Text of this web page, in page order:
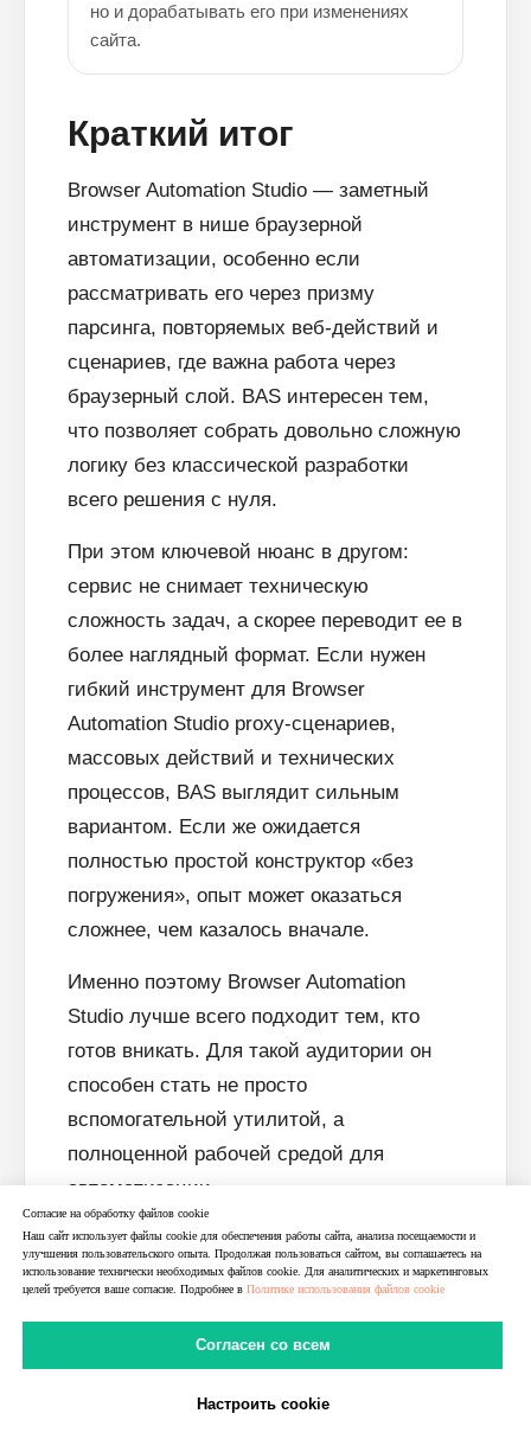
но и дорабатывать его при изменениях
сайта.
Краткий итог
Browser Automation Studio — заметный
инструмент в нише браузерной
автоматизации, особенно если
рассматривать его через призму
парсинга, повторяемых веб-действий и
сценариев, где важна работа через
браузерный слой. BAS интересен тем,
что позволяет собрать довольно сложную
логику без классической разработки
всего решения с нуля.
При этом ключевой нюанс в другом:
сервис не снимает техническую
сложность задач, а скорее переводит ее в
более наглядный формат. Если нужен
гибкий инструмент для Browser
Automation Studio proxy-сценариев,
массовых действий и технических
процессов, BAS выглядит сильным
вариантом. Если же ожидается
полностью простой конструктор «без
погружения», опыт может оказаться
сложнее, чем казалось вначале.
Именно поэтому Browser Automation
Studio лучше всего подходит тем, кто
готов вникать. Для такой аудитории он
способен стать не просто
вспомогательной утилитой, а
полноценной рабочей средой для
автоматизации.
Вопросы и ответы
Что такое Browser Automation
Studio простыми словами?
Согласие на обработку файлов cookie
Наш сайт использует файлы cookie для обеспечения работы сайта, анализа посещаемости и
улучшения пользовательского опыта. Продолжая пользоваться сайтом, вы соглашаетесь на
использование технически необходимых файлов cookie. Для аналитических и маркетинговых
целей требуется ваше согласие. Подробнее в Политике использования файлов cookie
Согласен со всем
Настроить cookie